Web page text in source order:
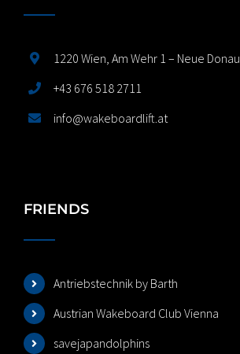
1220 Wien, Am Wehr 1 – Neue Donau
+43 676 518 2711
info@wakeboardlift.at
FRIENDS
Antriebstechnik by Barth
Austrian Wakeboard Club Vienna
savejapandolphins